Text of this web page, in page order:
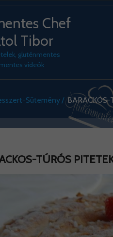
Chef
Tibor
gluténmentes
videók
Sütemény BARACKOS-
TÚRÓS